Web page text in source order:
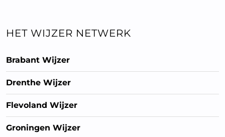
HET WIJZER NETWERK
Brabant Wijzer
Drenthe Wijzer
Flevoland Wijzer
Groningen Wijzer